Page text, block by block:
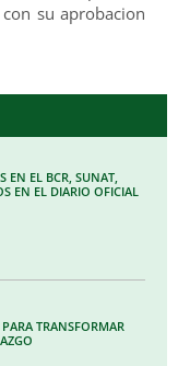
con su aprobacion
EN EL BCR, SUNAT,
EN EL DIARIO OFICIAL
TRANSFORMAR